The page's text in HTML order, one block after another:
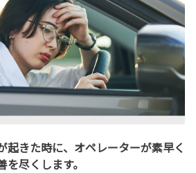
起きた時に、オペレーターが素早く
尽くします。